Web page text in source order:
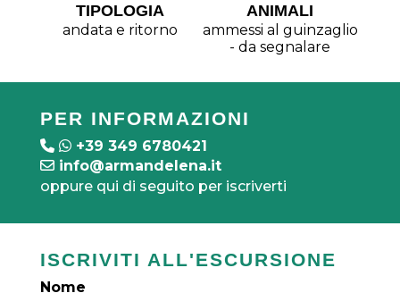
TIPOLOGIA
andata e ritorno
ANIMALI
ammessi al guinzaglio
- da segnalare
PER INFORMAZIONI
+39 349 6780421
info@armandelena.it
oppure qui di seguito per iscriverti
ISCRIVITI ALL'ESCURSIONE
Nome